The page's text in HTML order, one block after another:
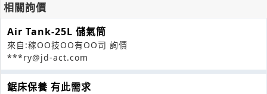
相關詢價
Air Tank-25L 儲氣筒
來自:稼OO技OO有OO司 詢價
***ry@jd-act.com
鋸床保養 有此需求